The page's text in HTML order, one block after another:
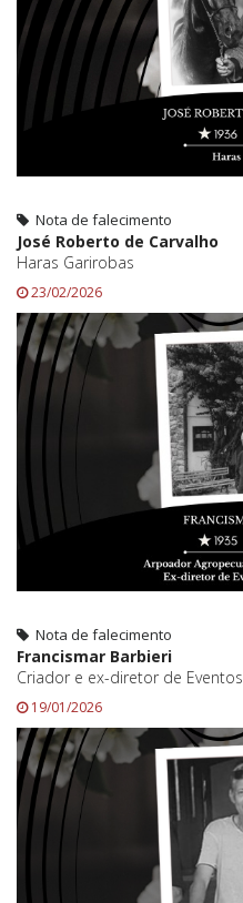
Nota de falecimento
José Roberto de Carvalho
Haras Garirobas
23/02/2026
Nota de falecimento
Francismar Barbieri
Criador e ex-diretor de Eventos
19/01/2026